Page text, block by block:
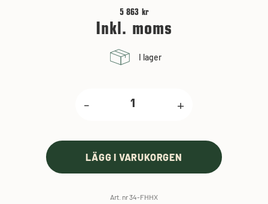
5 863 kr
Inkl. moms
I lager
- +
LÄGG I VARUKORGEN
Art. nr 34-FHHX